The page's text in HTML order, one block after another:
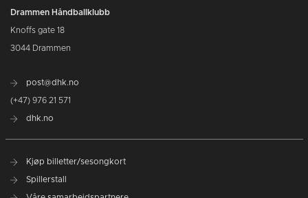
Drammen Håndballklubb
Knoffs gate 18
3044 Drammen
post@dhk.no
(+47) 976 21 571
dhk.no
Kjøp billetter/sesongkort
Spillerstall